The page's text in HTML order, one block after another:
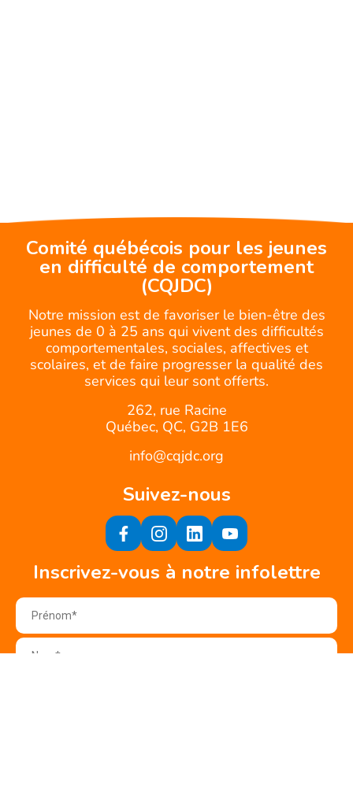
Comité québécois pour les jeunes
en difficulté de comportement
(CQJDC)
Notre mission est de favoriser le bien-être des
jeunes de 0 à 25 ans qui vivent des difficultés
comportementales, sociales, affectives et
scolaires, et de faire progresser la qualité des
services qui leur sont offerts.
262, rue Racine
Québec, QC, G2B 1E6
info@cqjdc.org
Suivez-nous
Inscrivez-vous à notre infolettre